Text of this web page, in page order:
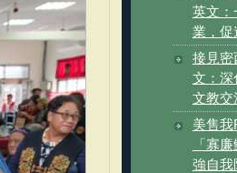
英文：
業，促
接見密
文：深
文教交
美售我
「寡
強自我